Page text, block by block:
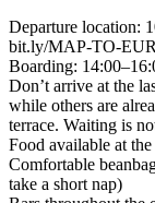
Departure location:
bit.ly/MAP-TO-
Boarding:
Don’t arrive at the
while others are
terrace. Waiting is
Food available at
Comfortable
take a short nap)